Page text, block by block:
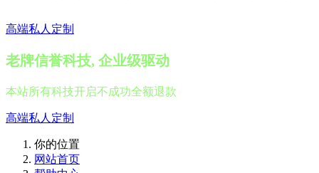
高端私人定制
老牌信誉科技, 企业级驱动
本站所有科技开启不成功全额退款
高端私人定制
你的位置
网站首页